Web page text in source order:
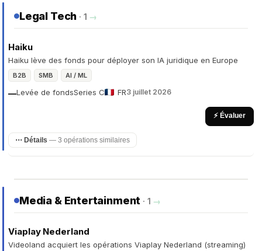
Legal Tech · 1 →
Haiku
Haiku lève des fonds pour déployer son IA juridique en Europe
B2B SMB AI / ML
Levée de fonds
— Series C FR3 juillet 2026
⚡ Évaluer
⋯ Détails — 3 opérations similaires
Media & Entertainment · 1 →
Viaplay Nederland
Videoland acquiert les opérations Viaplay Nederland (streaming)